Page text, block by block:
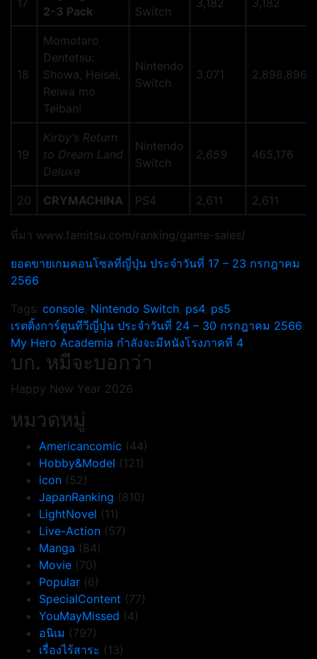
17
2-3 Pack
Switch
3,182 3,182
18
Momotaro
Dentetsu:
Showa, Heisei,
Reiwa mo
Teiban!
Nintendo
Switch
3,071 2,898,896
19
Kirby’s Return
to Dream Land
Deluxe
Nintendo
Switch
2,659 465,176
20 CRYMACHINA PS4 2,611 2,611
ที่มา www.famitsu.com/ranking/game-sales/
ยอดขายเกมคอนโซลที่ญี่ปุ่น ประจำวันที่ 17 – 23 กรกฎาคม
2566
Tags: console, Nintendo Switch, ps4, ps5
แนะแนว
เรื่อง
เรตติ้งการ์ตูนทีวีญี่ปุ่น ประจำวันที่ 24 – 30 กรกฎาคม 2566
My Hero Academia กำลังจะมีหนังโรงภาคที่ 4
บก. หมีจะบอกว่า
Happy New Year 2026
หมวดหมู่
Americancomic (44)
Hobby&Model (121)
icon (52)
JapanRanking (810)
LightNovel (11)
Live-Action (57)
Manga (84)
Movie (70)
Popular (6)
SpecialContent (77)
YouMayMissed (4)
อนิเม (797)
เรื่องไร้สาระ (13)